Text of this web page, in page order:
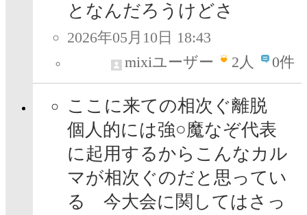
となんだろうけどさ
2026年05月10日 18:43
mixiユーザー
2人 0件
ここに来ての相次ぐ離脱
個人的には強○魔なぞ代表
に起用するからこんなカル
マが相次ぐのだと思ってい
る 今大会に関してはさっ